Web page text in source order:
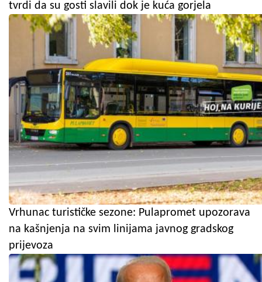
tvrdi da su gosti slavili dok je kuća gorjela
Vrhunac turističke sezone: Pulapromet upozorava
na kašnjenja na svim linijama javnog gradskog
prijevoza